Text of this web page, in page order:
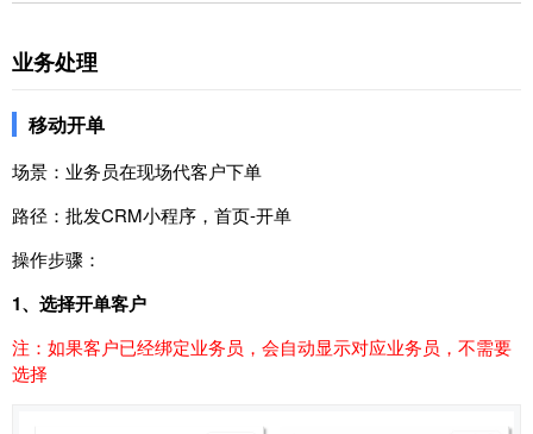
业务处理
移动开单
场景：业务员在现场代客户下单
路径：批发CRM小程序，首页-开单
操作步骤：
1、选择开单客户
注：如果客户已经绑定业务员，会自动显示对应业务员，不需要
选择